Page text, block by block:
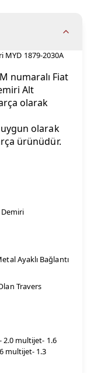
MYD 1879-2030A
numaralı Fiat
Alt
olarak
olarak
ürünüdür.
Demiri
Ayaklı Bağlantı
Travers
2.0 multijet- 1.6
multijet- 1.3